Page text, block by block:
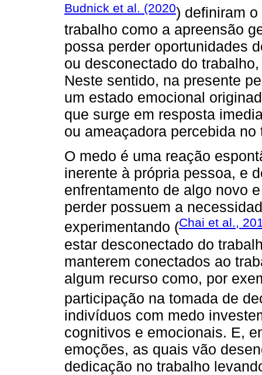
Budnick et al. (2020) definiram
trabalho como a apreensão
possa perder oportunidades
ou desconectado do
Neste sentido, na presente
um estado emocional
que surge em resposta
ou ameaçadora percebida no
O medo é uma reação
inerente à própria pessoa, e
enfrentamento de algo novo
perder possuem a
experimentando (Chai et al.,
estar desconectado do
manterem conectados ao
algum recurso como, por
participação na tomada de
indivíduos com medo
cognitivos e emocionais. E,
emoções, as quais vão
dedicação no trabalho